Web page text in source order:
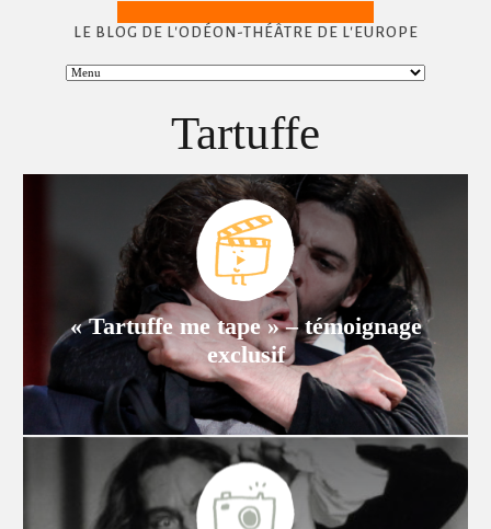
LE BLOG DE L'ODÉON-THÉÂTRE DE L'EUROPE
Tartuffe
« Tartuffe me tape » – témoignage
exclusif